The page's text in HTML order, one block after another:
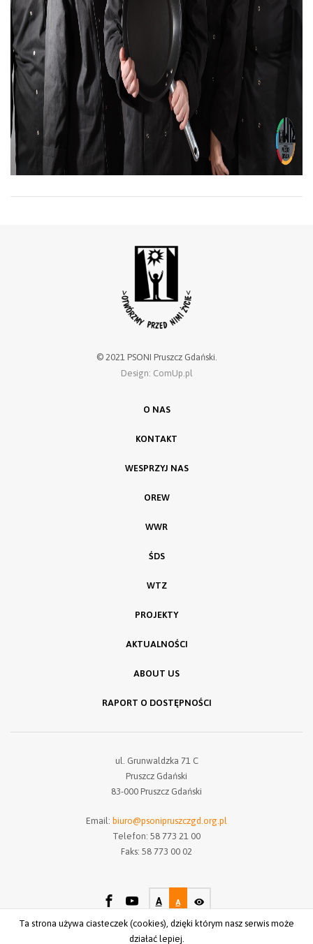
© 2021 PSONI Pruszcz Gdański.
Design: ComUp.pl
O NAS
KONTAKT
WESPRZYJ NAS
OREW
WWR
ŚDS
WTZ
PROJEKTY
AKTUALNOŚCI
ABOUT US
RAPORT O DOSTĘPNOŚCI
ul. Grunwaldzka 71 C
Pruszcz Gdański
83-000 Pruszcz Gdański
Email: biuro@psonipruszczgd.org.pl
Telefon: 58 773 21 00
Faks: 58 773 00 02
A A
Ta strona używa ciasteczek (cookies), dzięki którym nasz serwis może
działać lepiej.